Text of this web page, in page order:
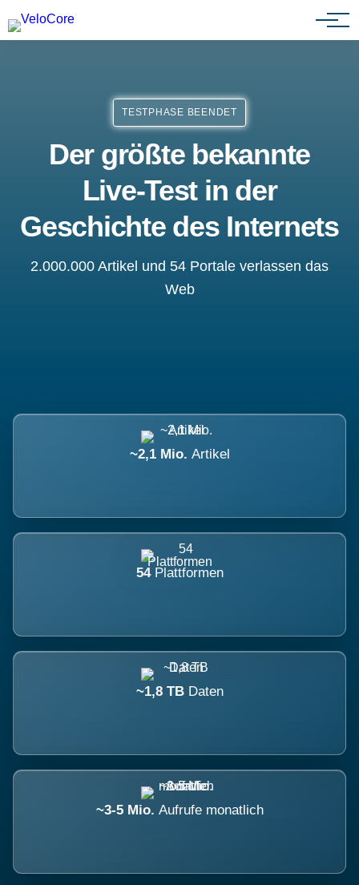
Partnerprogramm
TESTPHASE BEENDET
Der größte bekannte
Live-Test in der
Geschichte des Internets
2.000.000 Artikel und 54 Portale verlassen das
Web
~2,1 Mio. Artikel
54 Plattformen
~1,8 TB Daten
~3-5 Mio. Aufrufe monatlich